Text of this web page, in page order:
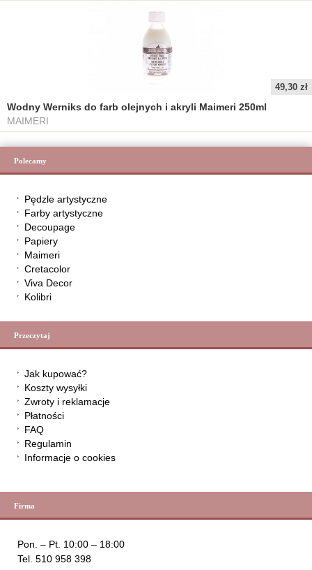
49,30 zł
Wodny Werniks do farb olejnych i akryli Maimeri 250ml
MAIMERI
Polecamy
Pędzle artystyczne
Farby artystyczne
Decoupage
Papiery
Maimeri
Cretacolor
Viva Decor
Kolibri
Przeczytaj
Jak kupować?
Koszty wysyłki
Zwroty i reklamacje
Płatności
FAQ
Regulamin
Informacje o cookies
Firma
Pon. – Pt. 10:00 – 18:00
Tel. 510 958 398